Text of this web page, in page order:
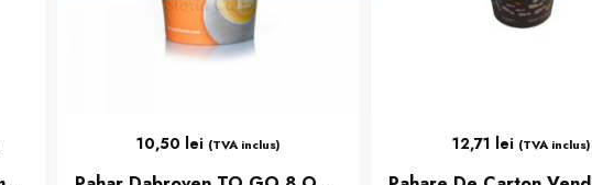
10,50 lei (TVA inclus) 12,71 lei (TVA inclus)